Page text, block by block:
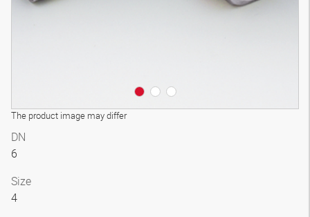
The product image may differ
DN
6
Size
4